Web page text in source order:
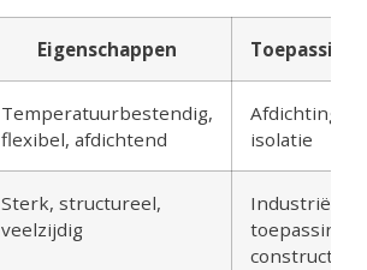
Eigenschappen
Temperatuurbestendig,
flexibel, afdichtend
Afdichtingen,
isolatie
Sterk, structureel,
veelzijdig
Industriële
constructie